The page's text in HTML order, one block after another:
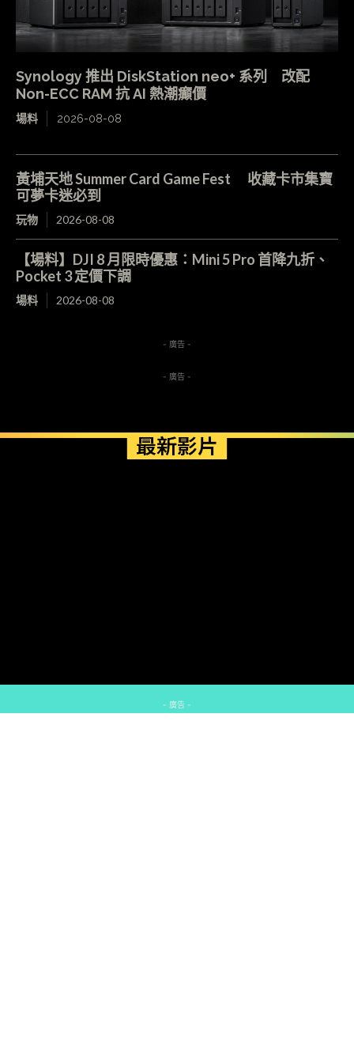
Synology 推出 DiskStation neo+ 系列 改配
Non-ECC RAM 抗 AI 熱潮癲價
場料 2026-08-08
黃埔天地 Summer Card Game Fest 收藏卡市集寶
可夢卡迷必到
玩物 2026-08-08
【場料】DJI 8 月限時優惠：Mini 5 Pro 首降九折、
Pocket 3 定價下調
場料 2026-08-08
- 廣告 -
- 廣告 -
最新影片
- 廣告 -